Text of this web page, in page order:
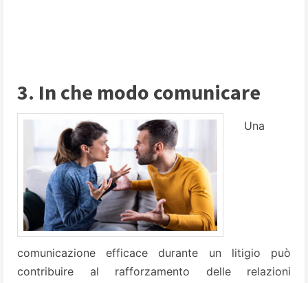
3. In che modo comunicare
Una
comunicazione efficace durante un litigio può
contribuire al rafforzamento delle relazioni